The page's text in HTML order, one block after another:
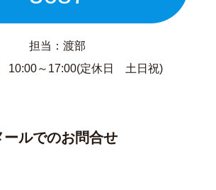
担当：渡部
10:00～17:00(定休日 土日祝)
ールでのお問合せ